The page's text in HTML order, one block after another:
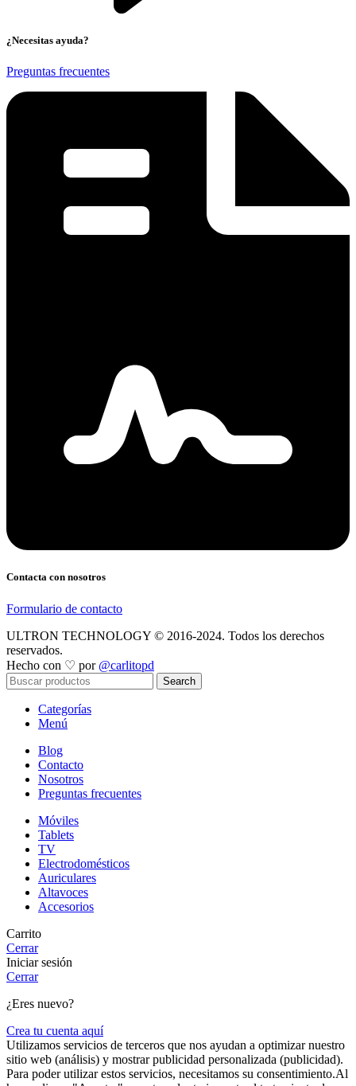
¿Necesitas ayuda?
Preguntas frecuentes
Contacta con nosotros
Formulario de contacto
ULTRON TECHNOLOGY © 2016-2024. Todos los derechos
reservados.
Hecho con ♡ por @carlitopd
Search
Categorías
Menú
Blog
Contacto
Nosotros
Preguntas frecuentes
Móviles
Tablets
TV
Electrodomésticos
Auriculares
Altavoces
Accesorios
Carrito
Cerrar
Iniciar sesión
Cerrar
¿Eres nuevo?
Crea tu cuenta aquí
Utilizamos servicios de terceros que nos ayudan a optimizar nuestro
sitio web (análisis) y mostrar publicidad personalizada (publicidad).
Para poder utilizar estos servicios, necesitamos su consentimiento.Al